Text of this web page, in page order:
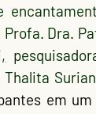
Dra.
,
em um